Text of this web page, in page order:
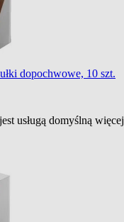
dopochwowe, 10 szt.
usługą domyślną więcej